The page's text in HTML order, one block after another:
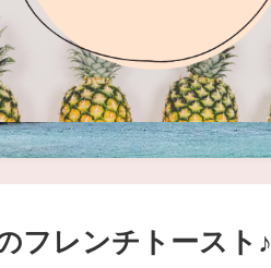
フレンチトースト♪